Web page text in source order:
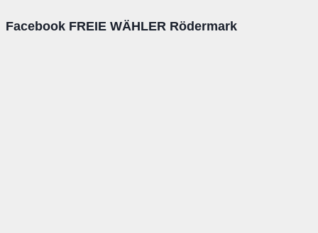
Facebook FREIE WÄHLER Rödermark